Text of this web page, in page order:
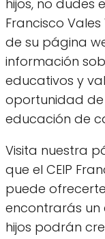
hijos, no dudes
Francisco
de su página
información
educativos y
oportunidad de
educación de
Visita nuestra
que el CEIP
puede
encontrarás un
hijos podrán